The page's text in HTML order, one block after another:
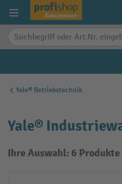
springen
Yale® Betriebstechnik
Yale®
Ihre Auswahl: 6 Produkte